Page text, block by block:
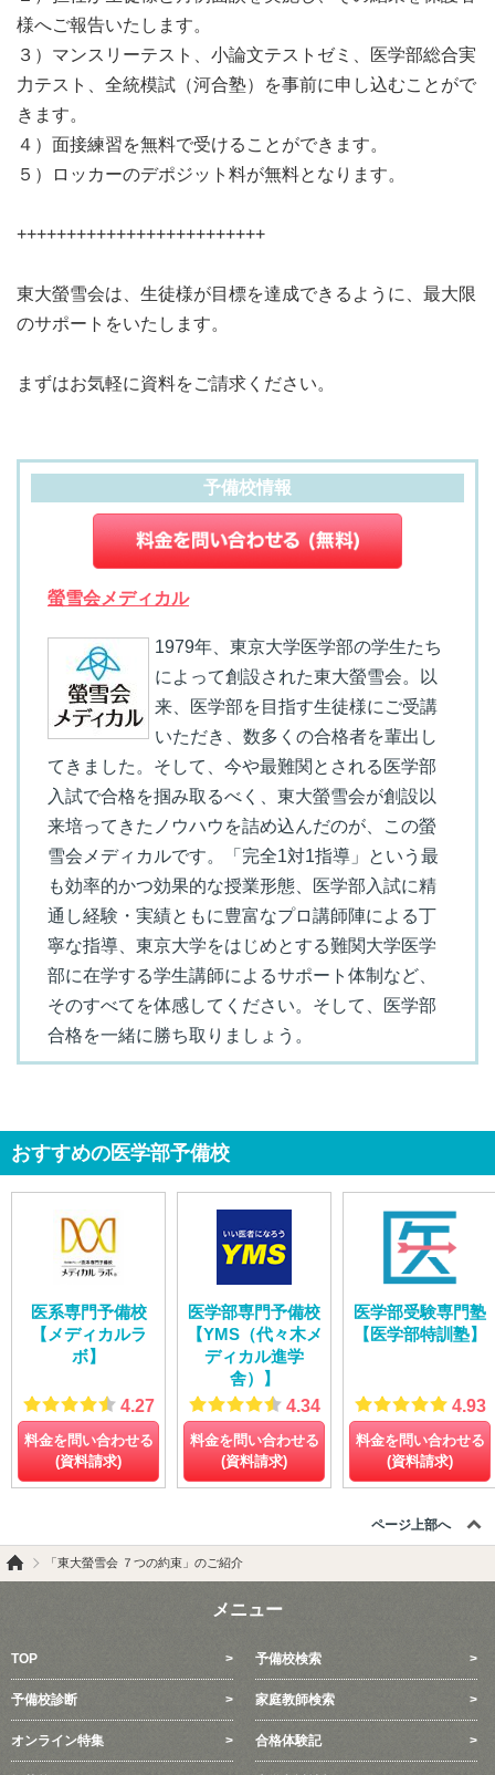
様へご報告いたします。
３）マンスリーテスト、小論文テストゼミ、医学部総合実
力テスト、全統模試（河合塾）を事前に申し込むことがで
きます。
４）面接練習を無料で受けることができます。
５）ロッカーのデポジット料が無料となります。
+++++++++++++++++++++++++
東大螢雪会は、生徒様が目標を達成できるように、最大限
のサポートをいたします。
まずはお気軽に資料をご請求ください。
予備校情報
螢雪会メディカル
1979年、東京大学医学部の学生たち
によって創設された東大螢雪会。以
来、医学部を目指す生徒様にご受講
いただき、数多くの合格者を輩出し
てきました。そして、今や最難関とされる医学部
入試で合格を掴み取るべく、東大螢雪会が創設以
来培ってきたノウハウを詰め込んだのが、この螢
雪会メディカルです。「完全1対1指導」という最
も効率的かつ効果的な授業形態、医学部入試に精
通し経験・実績ともに豊富なプロ講師陣による丁
寧な指導、東京大学をはじめとする難関大学医学
部に在学する学生講師によるサポート体制など、
そのすべてを体感してください。そして、医学部
合格を一緒に勝ち取りましょう。
おすすめの医学部予備校
医系専門予備校
【メディカルラ
ボ】
4.27
料金を問い合わせる
(資料請求)
医学部専門予備校
【YMS（代々木メ
ディカル進学
舎）】
4.34
料金を問い合わせる
(資料請求)
医学部受験専門塾
【医学部特訓塾】
4.93
料金を問い合わせる
(資料請求)
ページ上部へ
「東大螢雪会 ７つの約束」のご紹介
メニュー
TOP 予備校検索
予備校診断 家庭教師検索
オンライン特集 合格体験記